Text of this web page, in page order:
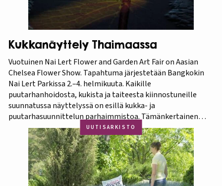
Kukkanäyttely Thaimaassa
Vuotuinen Nai Lert Flower and Garden Art Fair on Aasian
Chelsea Flower Show. Tapahtuma järjestetään Bangkokin
Nai Lert Parkissa 2.–4. helmikuuta. Kaikille
puutarhanhoidosta, kukista ja taiteesta kiinnostuneille
suunnatussa näyttelyssä on esillä kukka- ja
puutarhasuunnittelun parhaimmistoa. Tämänkertainen
tapahtuma on osa Amazing Thailand -teemavuotta, joka
pyrkii piristämään Thaimaan matkailua entisestään.
Thaimaa tunnetaan erittäin runsaasta ja monipuolisesta
kasvistostaan,…
UUTISARKISTO